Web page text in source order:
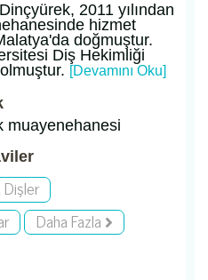
2011 yılından
hizmet
doğmuştur.
Diş Hekimliği
[Devamını Oku]
muayenehanesi
Dişler
Daha Fazla